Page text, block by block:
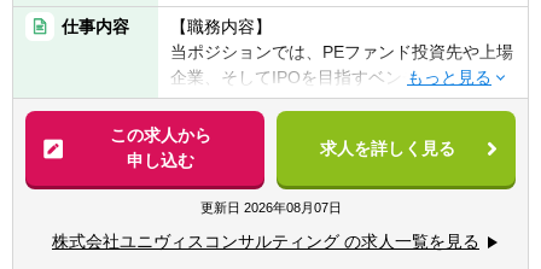
■コンサルティング業務への興味・関心
■一緒に会社を創っていくことに対する興
味・関心
▽マネージャー職以上
■財務・会計系コンサルティングファームで
の就業経験3年以上
■監査法人での就業経験3年以上
■事業会社での経理職経験5年以上
■事業会社での経営企画職経験5年以上
仕事内容
【職務内容】
当ポジションでは、PEファンド投資先や上場
企業、そしてIPOを目指すベンチャーに対し
て、経営の現場に深く入り込み、CFO／COO
として企業価値の最大化をリードします。
▽経営コンサルティング業務
■経営企画や経営アクションの立案・実行
■財務モデル・資金繰りモデルの開発支援
■管理会計導入や原価管理体制の構築
この求人から
申し込む
求人を詳しく見る
更新日 2026年08月07日
株式会社ユニヴィスコンサルティング の求人一覧を見る